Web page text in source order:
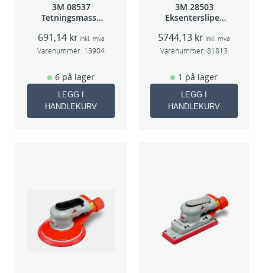
3M 08537
Tetningsmasse
691,14 kr inkl. mva
Varenummer: 13904
6 på lager
LEGG I
HANDLEKURV
3M 28503
Eksentersliper
5mm slag
75mm
5744,13 kr inkl. mva
Varenummer: 81813
1 på lager
LEGG I
HANDLEKURV